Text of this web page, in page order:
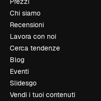
Chi siamo
Recensioni
Lavora con noi
Cerca tendenze
Blog
Eventi
Slidesgo
Vendi i tuoi contenuti